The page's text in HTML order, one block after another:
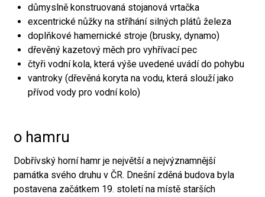
důmyslně konstruovaná stojanová vrtačka
excentrické nůžky na stříhání silných plátů železa
doplňkové hamernické stroje (brusky, dynamo)
dřevěný kazetový měch pro vyhřívací pec
čtyři vodní kola, která výše uvedené uvádí do pohybu
vantroky (dřevěná koryta na vodu, která slouží jako
přívod vody pro vodní kolo)
o hamru
Dobřívský horní hamr je největší a nejvýznamnější
památka svého druhu v ČR. Dnešní zděná budova byla
postavena začátkem 19. století na místě starších